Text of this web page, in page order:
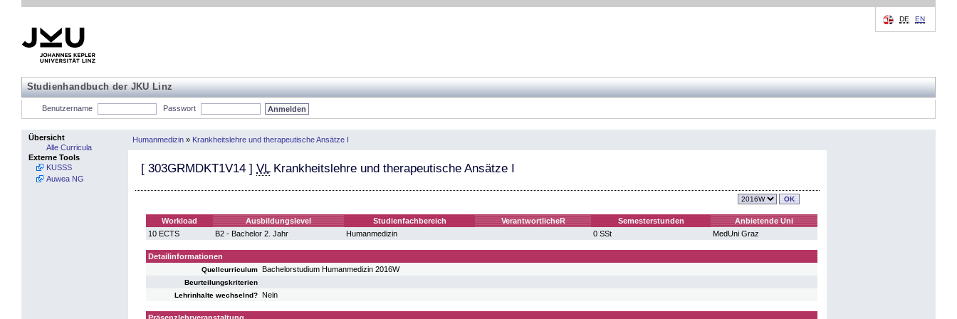
Studienhandbuch der JKU Linz
DE EN
Benutzername Passwort
Übersicht
Alle Curricula
Externe Tools
KUSSS
Auwea NG
Humanmedizin » Krankheitslehre und therapeutische Ansätze I
[ 303GRMDKT1V14 ] VLKrankheitslehre und therapeutische Ansätze I
Workload Ausbildungslevel Studienfachbereich VerantwortlicheR Semesterstunden
Anbietende Uni
10 ECTS
B2 - Bachelor 2. Jahr Humanmedizin 0 SSt MedUni Graz
Detailinformationen
Quellcurriculum Bachelorstudium Humanmedizin 2016W
Beurteilungskriterien
Lehrinhalte wechselnd? Nein